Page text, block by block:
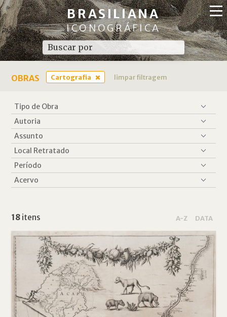
BRASILIANA
ICONOGRÁFICA
OBRAS Cartografia limpar filtragem
18 itens A-Z DATA